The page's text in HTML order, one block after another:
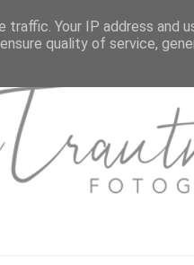
Your IP address and
quality of service,